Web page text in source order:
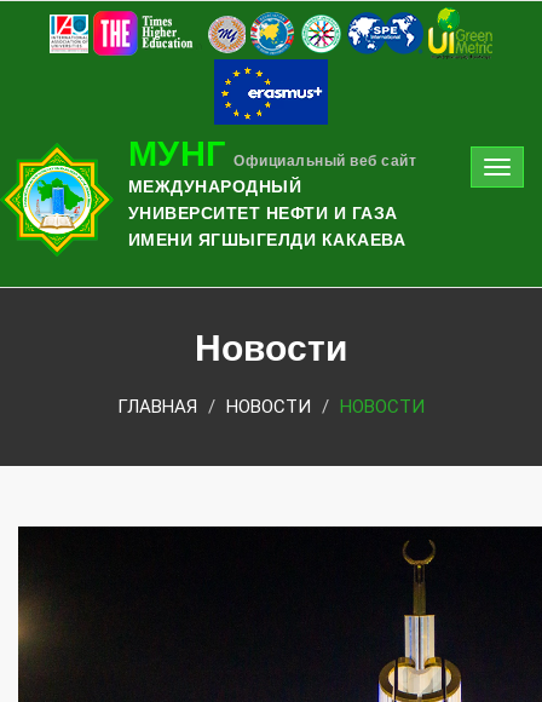
МУНГ Официальный веб сайт
МЕЖДУНАРОДНЫЙ
УНИВЕРСИТЕТ НЕФТИ И ГАЗА
ИМЕНИ ЯГШЫГЕЛДИ КАКАЕВА
Новости
ГЛАВНАЯ НОВОСТИ НОВОСТИ